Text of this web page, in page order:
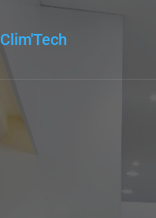
Clim'Tech